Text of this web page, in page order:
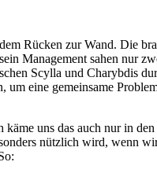
Rücken zur Wand. Die
Management sahen nur
Scylla und Charybdis
eine gemeinsame
uns das auch nur in
nützlich wird, wenn